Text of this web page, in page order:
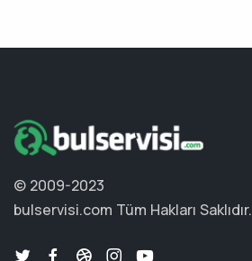
© 2009-2023
bulservisi.com Tüm Hakları Saklıdır.